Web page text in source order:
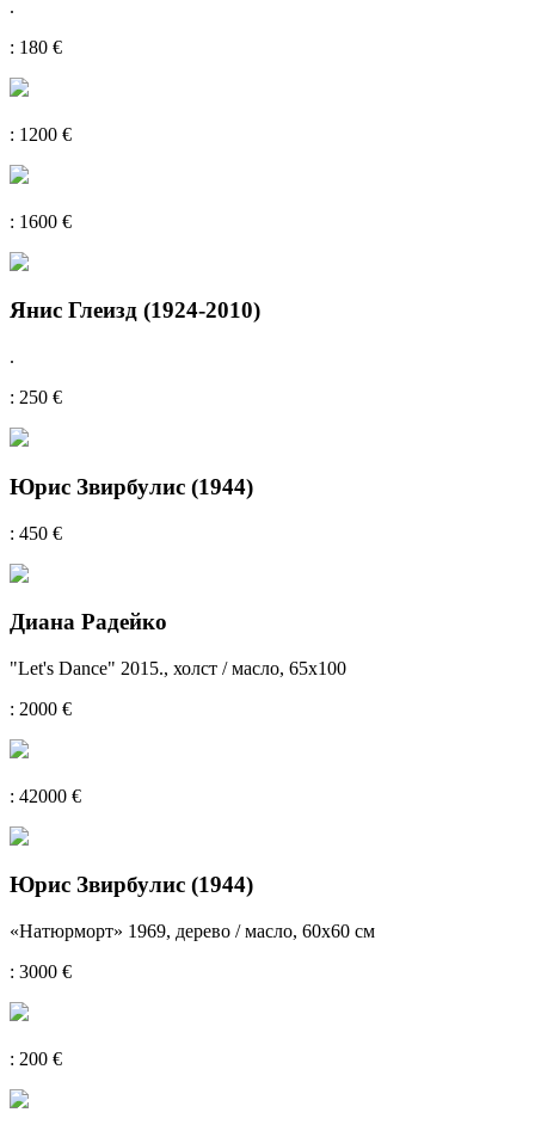
.
: 180 €
: 1200 €
: 1600 €
Янис Глеизд (1924-2010)
.
: 250 €
Юрис Звирбулис (1944)
: 450 €
Дианa Радейко
"Let's Dance" 2015., холст / масло, 65x100
: 2000 €
: 42000 €
Юрис Звирбулис (1944)
«Натюрморт» 1969, дерево / масло, 60х60 см
: 3000 €
: 200 €